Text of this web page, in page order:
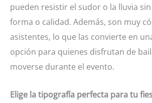
pueden resistir el sudor o la lluvia
forma o calidad. Además, son muy
asistentes, lo que las convierte en
opción para quienes disfrutan de
moverse durante el evento.
Elige la tipografía perfecta para tu